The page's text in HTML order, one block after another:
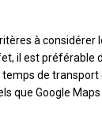
à
il est
de
que Google